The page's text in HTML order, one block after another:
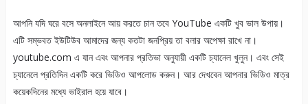
আপনি যদি ঘরে বসে অনলাইনে আয় করতে চান তবে YouTube একটি খুব ভাল উপায়।
এটি সম্ভবত ইউটিউব আমাদের জন্য কতটা জনপ্রিয় তা বলার অপেক্ষা রাখে না।
youtube.com এ যান এবং আপনার প্রতিভা অনুযায়ী একটি চ্যানেল খুলুন। এবং সেই
চ্যানেলে প্রতিদিন একটি করে ভিডিও আপলোড করুন। আর দেখবেন আপনার ভিডিও মাত্র
কয়েকদিনের মধ্যে ভাইরাল হয়ে যাবে।